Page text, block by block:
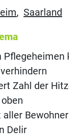
, Saarland
Zahl der
aller
Delir